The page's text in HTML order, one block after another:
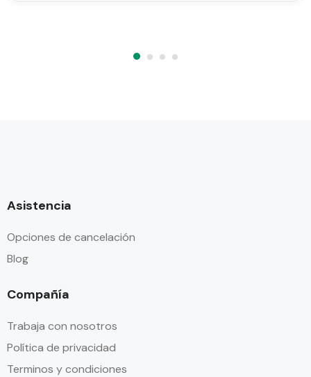
Asistencia
Opciones de cancelación
Blog
Compañía
Trabaja con nosotros
Política de privacidad
Terminos y condiciones